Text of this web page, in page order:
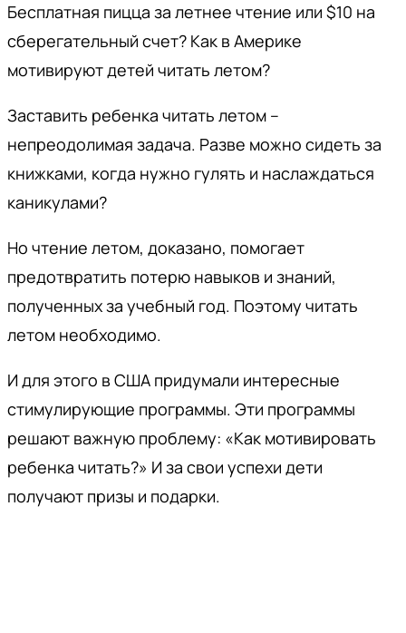
Бесплатная пицца за летнее чтение или $10 на
сберегательный счет? Как в Америке
мотивируют детей читать летом?
Заставить ребенка читать летом –
непреодолимая задача. Разве можно сидеть за
книжками, когда нужно гулять и наслаждаться
каникулами?
Но чтение летом, доказано, помогает
предотвратить потерю навыков и знаний,
полученных за учебный год. Поэтому читать
летом необходимо.
И для этого в США придумали интересные
стимулирующие программы. Эти программы
решают важную проблему: «Как мотивировать
ребенка читать?» И за свои успехи дети
получают призы и подарки.